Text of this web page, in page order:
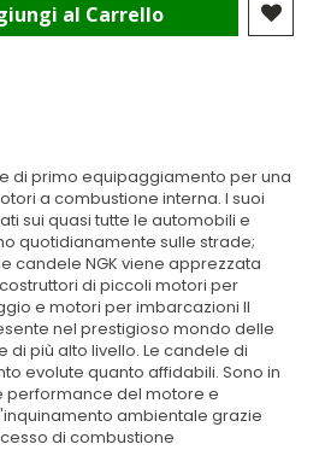
al Carrello
di primo equipaggiamento per una
a combustione interna. I suoi
sui quasi tutte le automobili e
quotidianamente sulle strade;
candele NGK viene apprezzata
di piccoli motori per
e motori per imbarcazioni Il
nel prestigioso mondo delle
più alto livello. Le candele di
evolute quanto affidabili. Sono in
performance del motore e
ambientale grazie
di combustione